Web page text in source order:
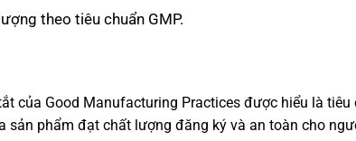
theo tiêu chuẩn GMP.
của Good Manufacturing Practices được hiểu là
sản phẩm đạt chất lượng đăng ký và an toàn cho